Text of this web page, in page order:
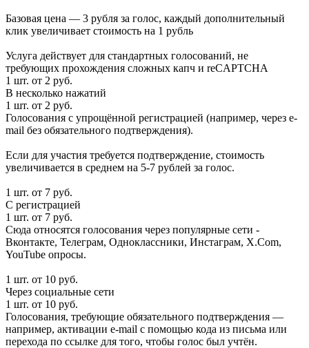
Базовая цена — 3 рубля за голос, каждый дополнительный
клик увеличивает стоимость на 1 рубль
Услуга действует для стандартных голосований, не
требующих прохождения сложных капч и reCAPTCHA
1 шт. от 2 руб.
В несколько нажатий
1 шт. от 2 руб.
Голосования с упрощённой регистрацией (например, через e-
mail без обязательного подтверждения).
Если для участия требуется подтверждение, стоимость
увеличивается в среднем на 5-7 рублей за голос.
1 шт. от 7 руб.
С регистрацией
1 шт. от 7 руб.
Сюда относятся голосования через популярные сети -
Вконтакте, Телеграм, Одноклассники, Инстаграм, X.Com,
YouTube опросы.
1 шт. от 10 руб.
Через социальные сети
1 шт. от 10 руб.
Голосования, требующие обязательного подтверждения —
например, активации e-mail с помощью кода из письма или
перехода по ссылке для того, чтобы голос был учтён.